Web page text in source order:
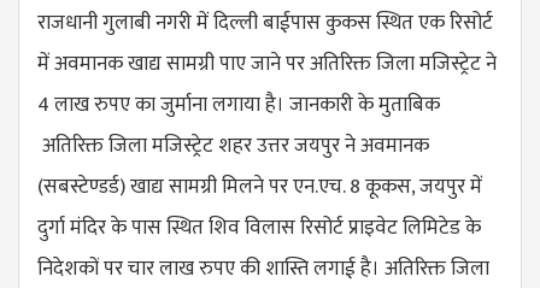
राजधानी गुलाबी नगरी में दिल्ली बाईपास कुकस स्थित एक रिसोर्ट
में अवमानक खाद्य सामग्री पाए जाने पर अतिरिक्त जिला मजिस्ट्रेट ने
4 लाख रुपए का जुर्माना लगाया है। जानकारी के मुताबिक
अतिरिक्त जिला मजिस्ट्रेट शहर उत्तर जयपुर ने अवमानक
(सबस्टेण्डर्ड) खाद्य सामग्री मिलने पर एन.एच. 8 कूकस, जयपुर में
दुर्गा मंदिर के पास स्थित शिव विलास रिसोर्ट प्राइवेट लिमिटेड के
निदेशकों पर चार लाख रुपए की शास्ति लगाई है। अतिरिक्त जिला